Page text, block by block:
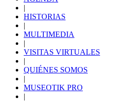
|
HISTORIAS
|
MULTIMEDIA
|
VISITAS VIRTUALES
|
QUIÉNES SOMOS
|
MUSEOTIK PRO
|